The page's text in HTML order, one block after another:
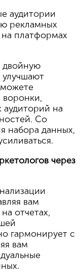
аудитории
рекламных
платформах
двойную
воронки,
аудиторий на
Со
набора данных,
через
вам
отчетах,
гармонирует с
вам